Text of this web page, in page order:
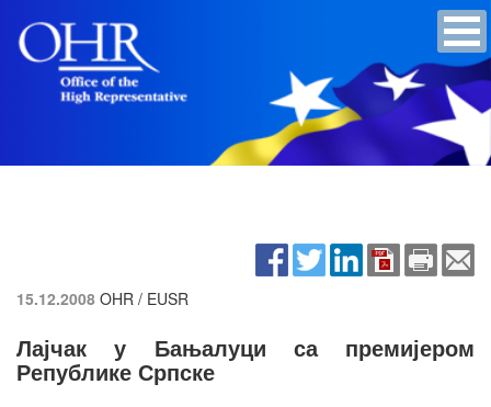
15.12.2008 OHR / EUSR
Лајчак у Бањалуци са премијером
Републике Српске